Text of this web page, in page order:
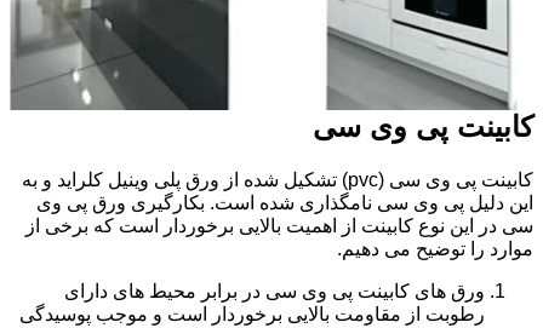
کابینت پی وی سی
کابینت پی وی سی (pvc) تشکیل شده از ورق پلی وینیل کلراید و به
این دلیل پی وی سی نامگذاری شده است. بکارگیری ورق پی وی
سی در این نوع کابینت از اهمیت بالایی برخوردار است که برخی از
موارد را توضیح می دهیم.
ورق های کابینت پی وی سی در برابر محیط های دارای
رطوبت از مقاومت بالایی برخوردار است و موجب پوسیدگی